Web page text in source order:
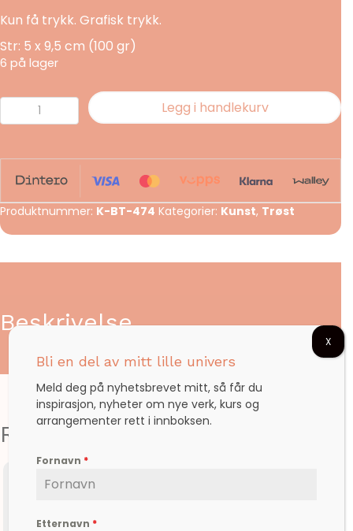
Kun få trykk. Grafisk trykk.
Str: 5 x 9,5 cm (100 gr)
6 på lager
Takk
for
med
deg
Legg i handlekurv
Produktnummer: K-BT-474 Kategorier: Kunst, Trøst
Beskrivelse
Relaterte produkter
Bli en del av mitt lille univers
Meld deg på nyhetsbrevet mitt, så får du
inspirasjon, nyheter om nye verk, kurs og
arrangementer rett i innboksen.
Fornavn *
Etternavn *
X